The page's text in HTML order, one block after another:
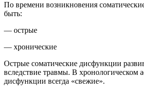
По времени возникновения
быть:
— острые
— хронические
Острые соматические дисфункции
вследствие травмы. В хронологическом
дисфункции всегда «свежие».